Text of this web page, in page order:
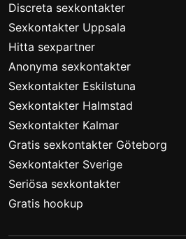
Discreta sexkontakter
Sexkontakter Uppsala
Hitta sexpartner
Anonyma sexkontakter
Sexkontakter Eskilstuna
Sexkontakter Halmstad
Sexkontakter Kalmar
Gratis sexkontakter Göteborg
Sexkontakter Sverige
Seriösa sexkontakter
Gratis hookup